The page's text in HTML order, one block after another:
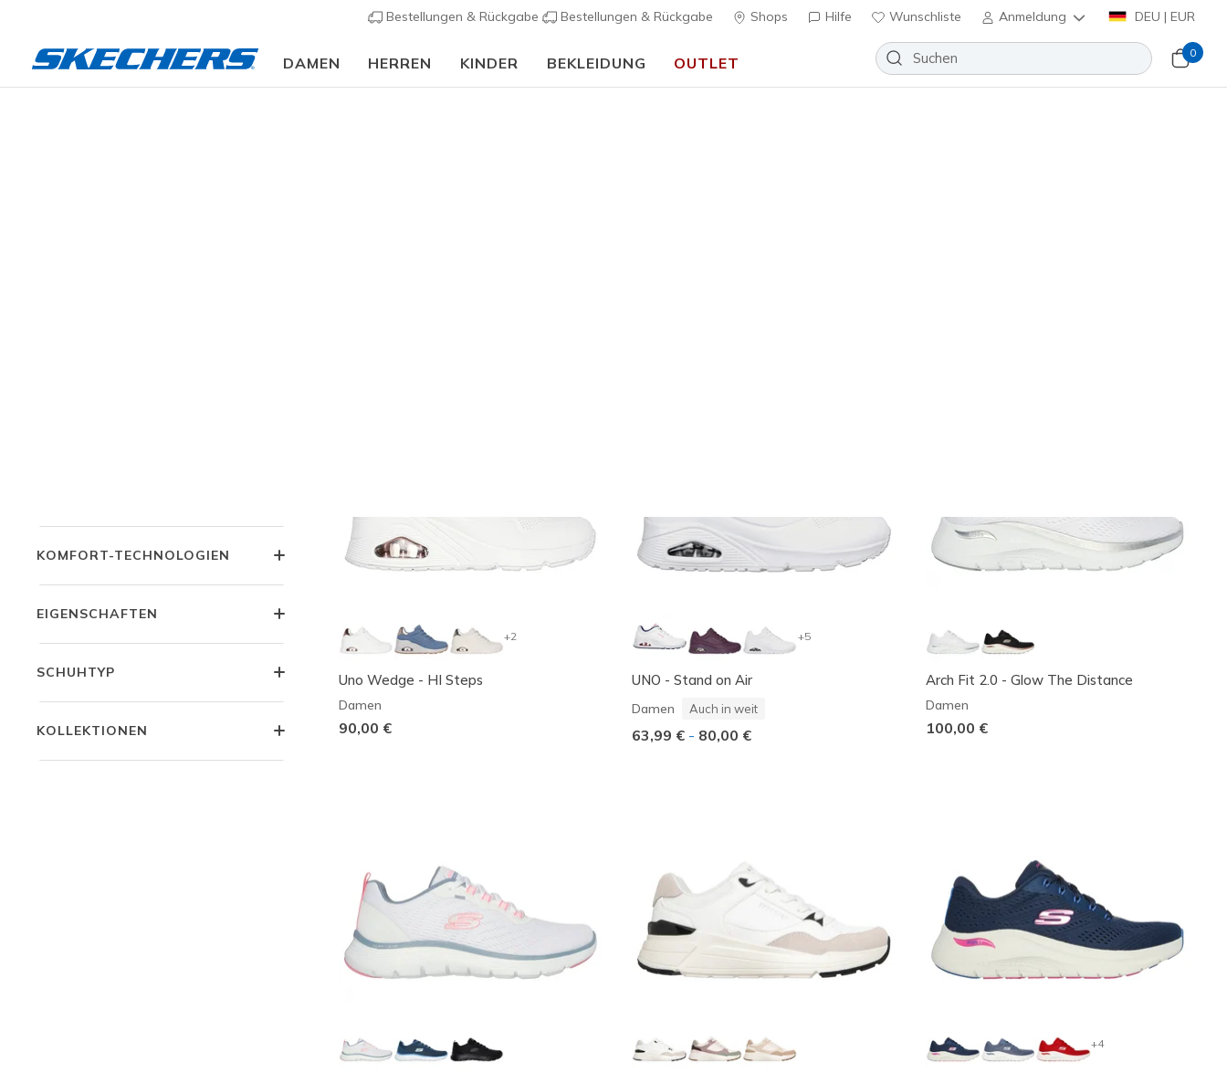
Bestellungen & Rückgabe Bestellungen & Rückgabe Shops Hilfe Wunschliste Anmeldung DEU | EUR
DAMEN HERREN KINDER BEKLEIDUNG OUTLET
0
KOMFORT-TECHNOLOGIEN
EIGENSCHAFTEN
SCHUHTYP
KOLLEKTIONEN
+2
Uno Wedge - HI Steps
Damen
90,00 €
+5
UNO - Stand on Air
Damen Auch in weit
63,99 € - 80,00 €
Arch Fit 2.0 - Glow The Distance
Damen
100,00 €
+4